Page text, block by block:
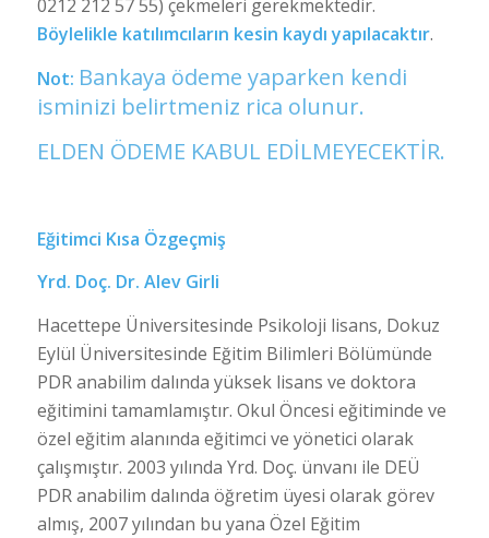
0212 212 57 55) çekmeleri gerekmektedir.
Böylelikle katılımcıların kesin kaydı yapılacaktır.
Not: Bankaya ödeme yaparken kendi
isminizi belirtmeniz rica olunur.
ELDEN ÖDEME KABUL EDİLMEYECEKTİR.
Eğitimci Kısa Özgeçmiş
Yrd. Doç. Dr. Alev Girli
Hacettepe Üniversitesinde Psikoloji lisans, Dokuz
Eylül Üniversitesinde Eğitim Bilimleri Bölümünde
PDR anabilim dalında yüksek lisans ve doktora
eğitimini tamamlamıştır. Okul Öncesi eğitiminde ve
özel eğitim alanında eğitimci ve yönetici olarak
çalışmıştır. 2003 yılında Yrd. Doç. ünvanı ile DEÜ
PDR anabilim dalında öğretim üyesi olarak görev
almış, 2007 yılından bu yana Özel Eğitim